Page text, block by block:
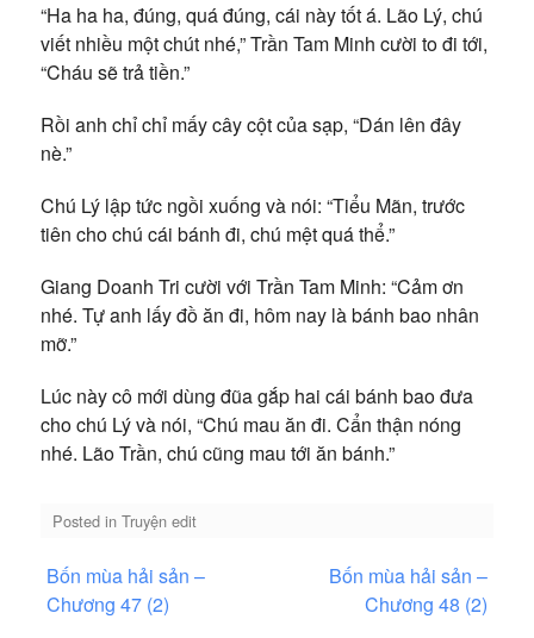
“Ha ha ha, đúng, quá đúng, cái này tốt á. Lão Lý, chú
viết nhiều một chút nhé,” Trần Tam Minh cười to đi tới,
“Cháu sẽ trả tiền.”
Rồi anh chỉ chỉ mấy cây cột của sạp, “Dán lên đây
nè.”
Chú Lý lập tức ngồi xuống và nói: “Tiểu Mãn, trước
tiên cho chú cái bánh đi, chú mệt quá thể.”
Giang Doanh Tri cười với Trần Tam Minh: “Cảm ơn
nhé. Tự anh lấy đồ ăn đi, hôm nay là bánh bao nhân
mỡ.”
Lúc này cô mới dùng đũa gắp hai cái bánh bao đưa
cho chú Lý và nói, “Chú mau ăn đi. Cẩn thận nóng
nhé. Lão Trần, chú cũng mau tới ăn bánh.”
Posted in Truyện edit
Điều
hướng
Bốn mùa hải sản –
Chương 47 (2)
Bốn mùa hải sản –
Chương 48 (2)